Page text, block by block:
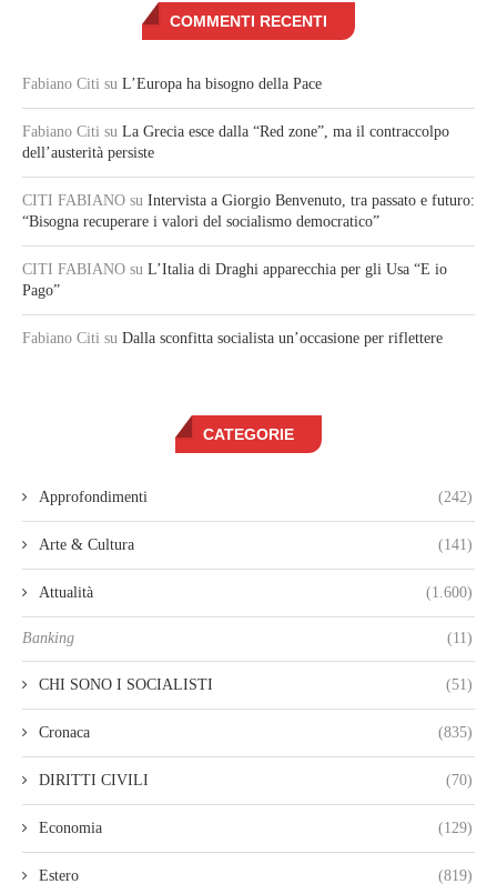
COMMENTI RECENTI
Fabiano Citi su L’Europa ha bisogno della Pace
Fabiano Citi su La Grecia esce dalla “Red zone”, ma il contraccolpo
dell’austerità persiste
CITI FABIANO su Intervista a Giorgio Benvenuto, tra passato e futuro:
“Bisogna recuperare i valori del socialismo democratico”
CITI FABIANO su L’Italia di Draghi apparecchia per gli Usa “E io
Pago”
Fabiano Citi su Dalla sconfitta socialista un’occasione per riflettere
CATEGORIE
Approfondimenti (242)
Arte & Cultura (141)
Attualità (1.600)
Banking (11)
CHI SONO I SOCIALISTI (51)
Cronaca (835)
DIRITTI CIVILI (70)
Economia (129)
Estero (819)